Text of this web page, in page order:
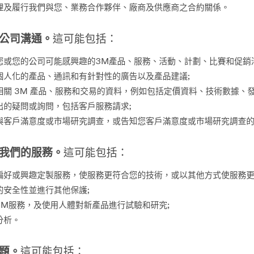
及履行我們與您、業務合作夥伴、廠商及供應商之合約關係。
司溝通。 這可能包括：
或您的公司可能感興趣的3M產品、服務、活動、計劃、比賽和促銷
人化的產品、通訊和有針對性的廣告以及產品建議;
關 3M 產品、服務和交易的資料，例如包括定價資料、技術數據
的疑問或詢問，包括客戶服務請求;
客戶滿意度或市場研究調查，或告知您客戶滿意度或市場研究調查的
們的服務。 這可能包括：
好或興趣定製服務，使服務更符合您的技術，或以其他方式使服務
安全性並進行其他保護;
服務，及使用人體對新產品進行試驗和研究;
。